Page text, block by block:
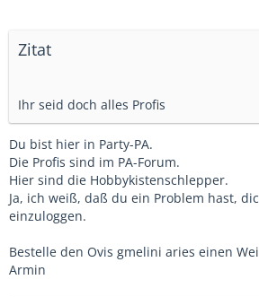
Zitat
Ihr seid doch alles Profis
Du bist hier in Party-PA.
Die Profis sind im PA-Forum.
Hier sind die Hobbykistenschlepper.
Ja, ich weiß, daß du ein Problem hast,
einzuloggen.
Bestelle den Ovis gmelini aries einen
Armin